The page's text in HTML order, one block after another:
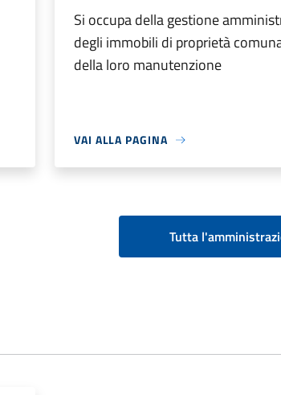
Si occupa della gestione
degli immobili di proprietà
della loro manutenzione
VAI ALLA PAGINA
Tutta